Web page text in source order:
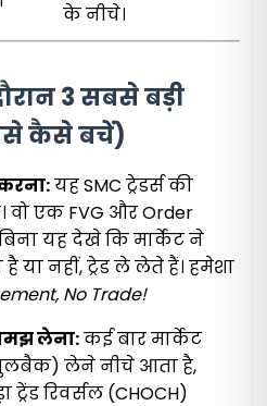
के नीचे।
3 सबसे बड़ी
कैसे बचें)
यह SMC ट्रेडर्स की
एक FVG और Order
यह देखे कि मार्केट ने
या नहीं, ट्रेड ले लेते हैं। हमेशा
No Trade!
लेना:कई बार मार्केट
लेने नीचे आता है,
रिवर्सल (CHOCH)